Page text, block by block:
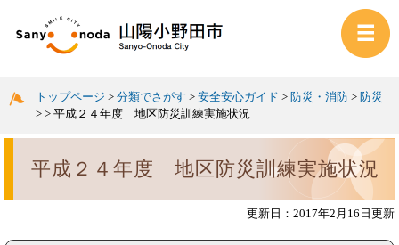
トップページ > 分類でさがす > 安全安心ガイド > 防災・消防 > 防災
> > 平成２４年度 地区防災訓練実施状況
平成２４年度 地区防災訓練実施状況
更新日：2017年2月16日更新